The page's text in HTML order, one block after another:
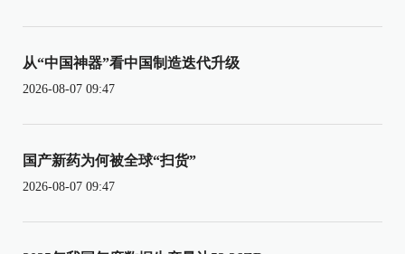
从“中国神器”看中国制造迭代升级
2026-08-07 09:47
国产新药为何被全球“扫货”
2026-08-07 09:47